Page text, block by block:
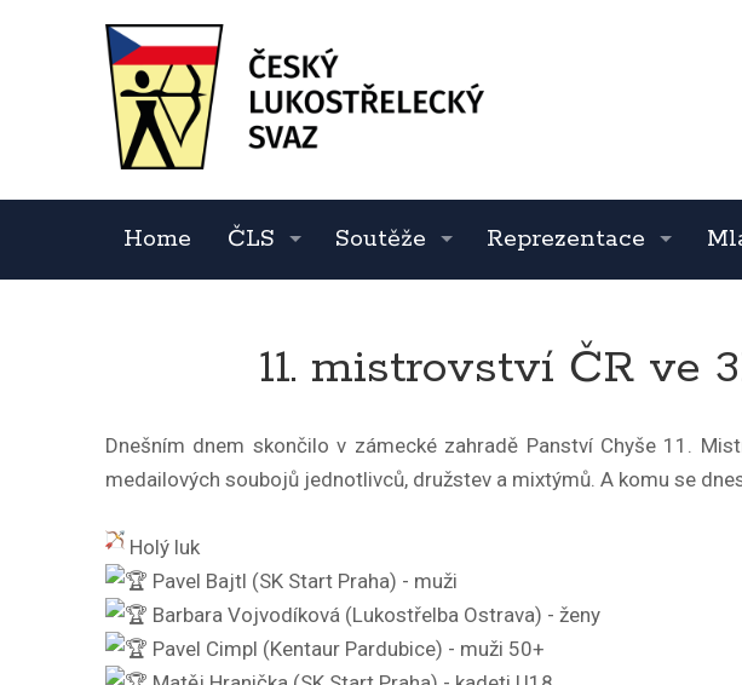
Home ČLS Soutěže Reprezentace
11. mistrovství ČR ve
Dnešním dnem skončilo v zámecké zahradě Panství Chyše 11.
medailových soubojů jednotlivců, družstev a mixtýmů. A komu se
Holý luk
Pavel Bajtl (SK Start Praha) - muži
Barbara Vojvodíková (Lukostřelba Ostrava) - ženy
Pavel Cimpl (Kentaur Pardubice) - muži 50+